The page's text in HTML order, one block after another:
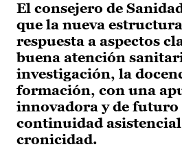
El consejero de
que la nueva
respuesta a aspectos
buena atención
investigación, la
formación, con una
innovadora y de futuro
continuidad asistencial
cronicidad.